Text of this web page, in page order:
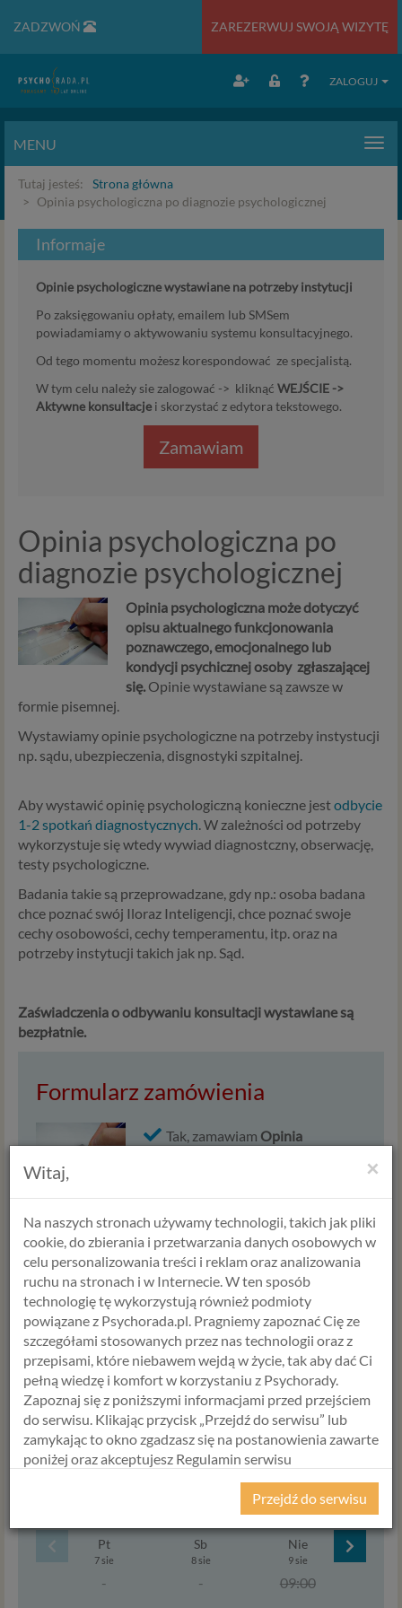
ZADZWOŃ ZAREZERWUJ SWOJĄ WIZYTĘ
ZALOGUJ
MENU
Tutaj jesteś:
Strona główna
Opinia psychologiczna po diagnozie psychologicznej
Informaje
Opinie psychologiczne wystawiane na potrzeby instytucji
Po zaksięgowaniu opłaty, emailem lub SMSem
powiadamiamy o aktywowaniu systemu konsultacyjnego.
Od tego momentu możesz korespondować ze specjalistą.
W tym celu należy sie zalogować -> kliknąć WEJŚCIE ->
Aktywne konsultacje i skorzystać z edytora tekstowego.
Zamawiam
Opinia psychologiczna po
diagnozie psychologicznej
Opinia psychologiczna może dotyczyć
opisu aktualnego funkcjonowania
poznawczego, emocjonalnego lub
kondycji psychicznej osoby zgłaszającej
się. Opinie wystawiane są zawsze w
formie pisemnej.
Wystawiamy opinie psychologiczne na potrzeby instystucji
np. sądu, ubezpieczenia, disgnostyki szpitalnej.
Aby wystawić opinię psychologiczną konieczne jestodbycie
1-2 spotkań diagnostycznych. W zależności od potrzeby
wykorzystuje się wtedy wywiad diagnostczny, obserwację,
testy psychologiczne.
Badania takie są przeprowadzane, gdy np.: osoba badana
chce poznać swój Iloraz Inteligencji, chce poznać swoje
cechy osobowości, cechy temperamentu, itp. oraz na
potrzeby instytucji takich jak np. Sąd.
Zaświadczenia o odbywaniu konsultacji wystawiane są
bezpłatnie.
Formularz zamówienia
Tak, zamawiam Opinia
550,00 zł.
Tak wiem, żezamawiam opinie
psychologiczną, którą otrzymam
dopiero po odbyciu spotkań
diagnostycznych
Cena
550,00zł
Ilość
Specjalista
Pt
7 sie
-
Sb
8 sie
-
Nie
9 sie
09:00
×
Witaj,
Na naszych stronach używamy technologii, takich jak pliki
cookie, do zbierania i przetwarzania danych osobowych w
celu personalizowania treści i reklam oraz analizowania
ruchu na stronach i w Internecie. W ten sposób
technologię tę wykorzystują również podmioty
powiązane z Psychorada.pl. Pragniemy zapoznać Cię ze
szczegółami stosowanych przez nas technologii oraz z
przepisami, które niebawem wejdą w życie, tak aby dać Ci
pełną wiedzę i komfort w korzystaniu z Psychorady.
Zapoznaj się z poniższymi informacjami przed przejściem
do serwisu. Klikając przycisk „Przejdź do serwisu” lub
zamykając to okno zgadzasz się na postanowienia zawarte
poniżej oraz akceptujesz Regulamin serwisu
Psychorada.pl i Politykę Prywatności.
Z dniem 25 maja 2018 r. rozpoczyna obowiązywanie
Rozporządzenie Parlamentu Europejskiego i Rady (UE)
2016/679 z dnia 27 kwietnia 2016 r. w sprawie ochrony
Przejdź do serwisu